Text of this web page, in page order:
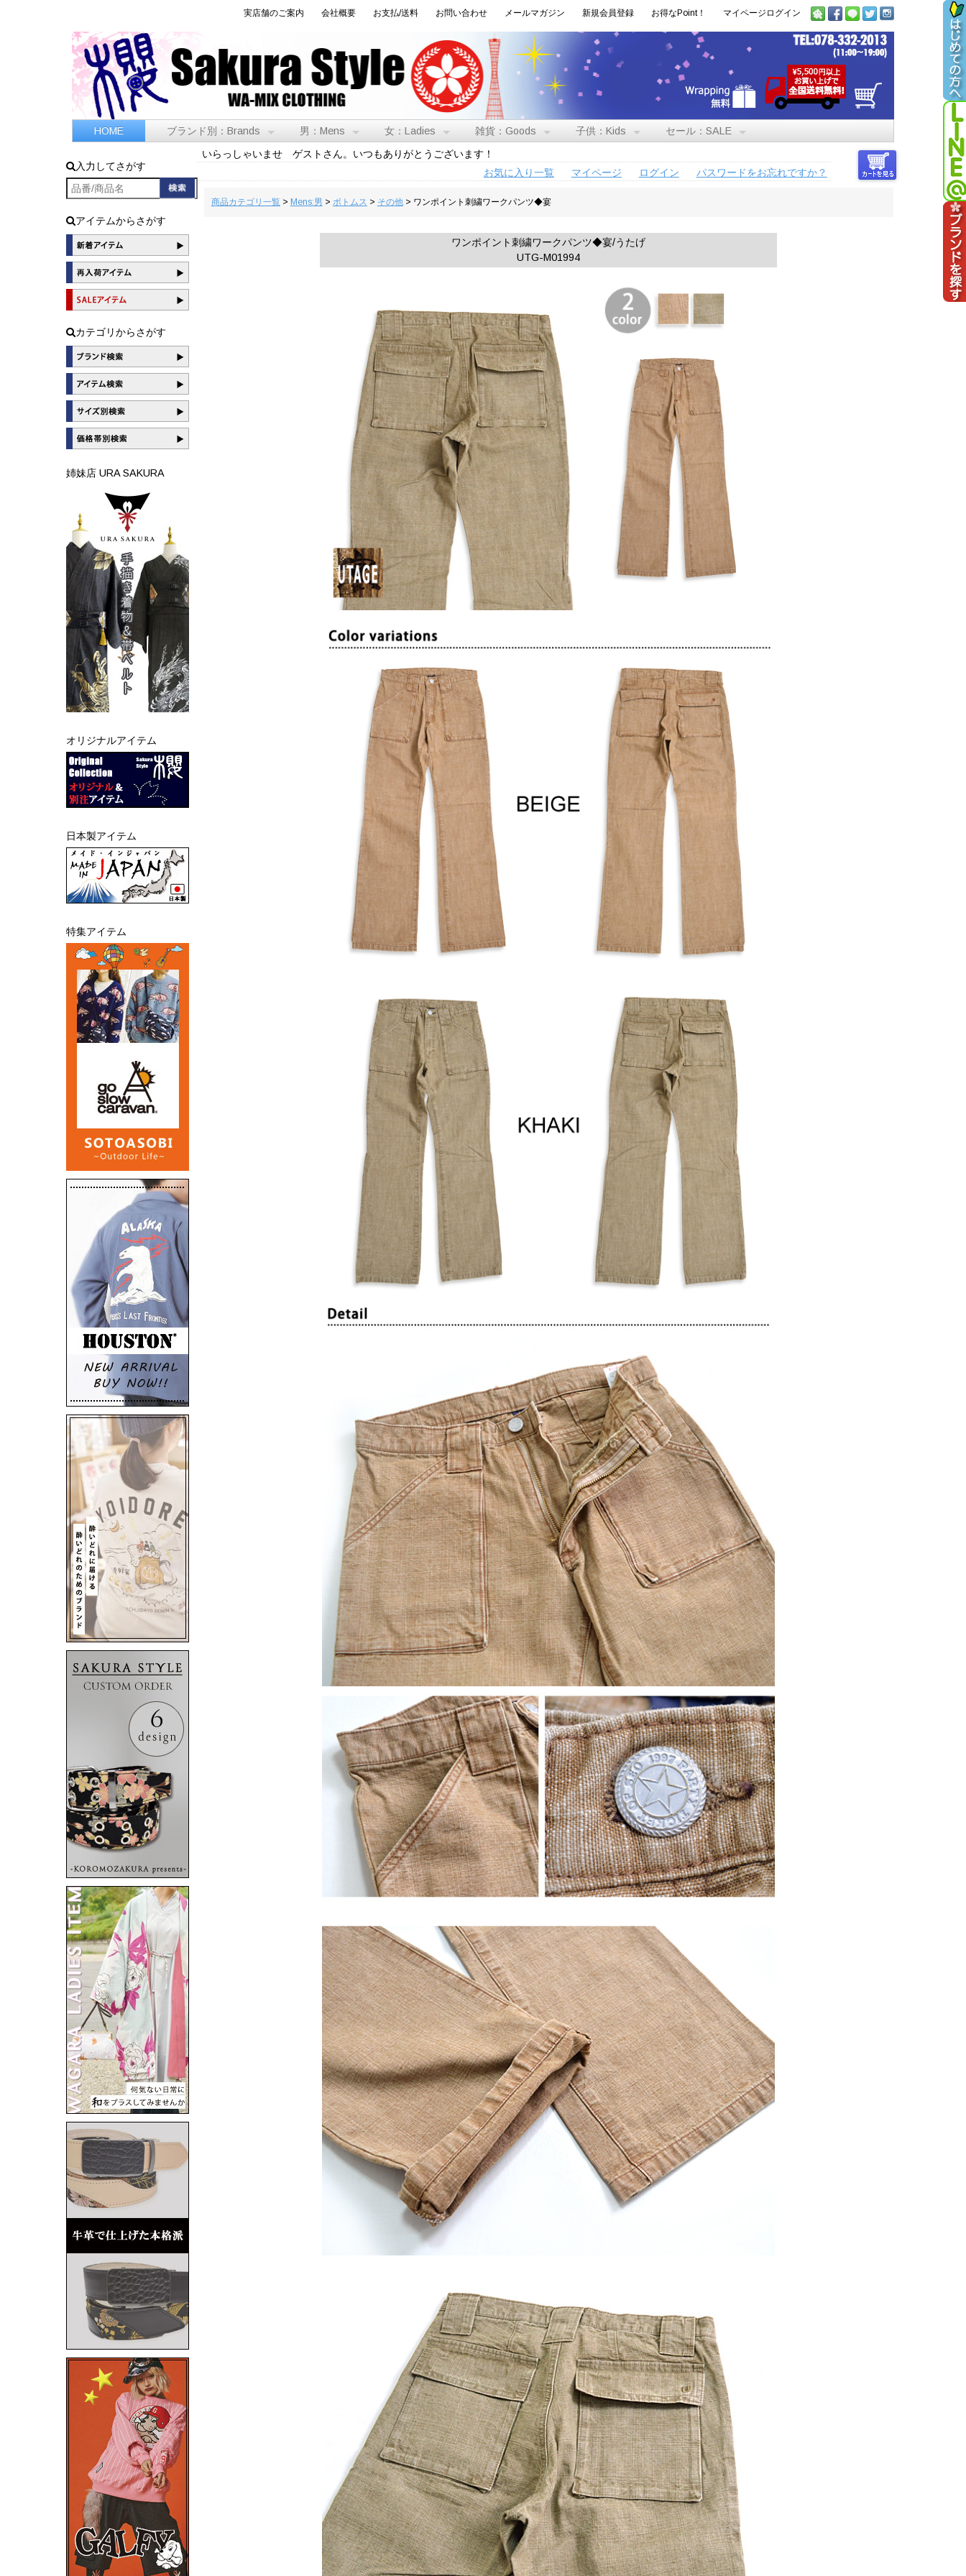
実店舗のご案内 会社概要 お支払/送料 お問い合わせ メールマガジン 新規会員登録 お得なPoint！ マイページログイン
HOME ブランド別：Brands 男：Mens 女：Ladies 雑貨：Goods 子供：Kids セール：SALE
入力してさがす
アイテムからさがす
カテゴリからさがす
姉妹店 URA SAKURA
オリジナルアイテム
日本製アイテム
特集アイテム
いらっしゃいませ ゲストさん。いつもありがとうございます！
お気に入り一覧
マイページ ログイン パスワードをお忘れですか？
商品カテゴリ一覧> Mens:男 > ボトムス > その他> ワンポイント刺繍ワークパンツ◆宴
ワンポイント刺繍ワークパンツ◆宴/うたげ
UTG-M01994